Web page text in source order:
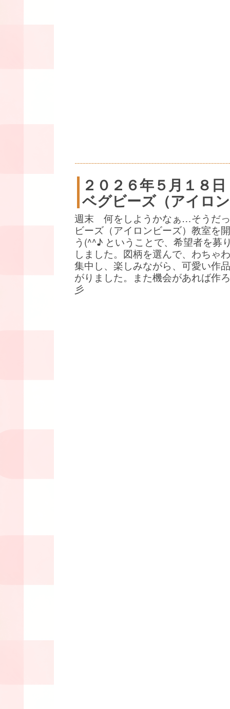
２０２６年５月１８日
ベグビーズ（アイロ
週末 何をしようかなぁ…そうだ
ビーズ（アイロンビーズ）教室を
う(^^♪ ということで、希望者を募
しました。図柄を選んで、わちゃ
集中し、楽しみながら、可愛い作
がりました。また機会があれば作
彡